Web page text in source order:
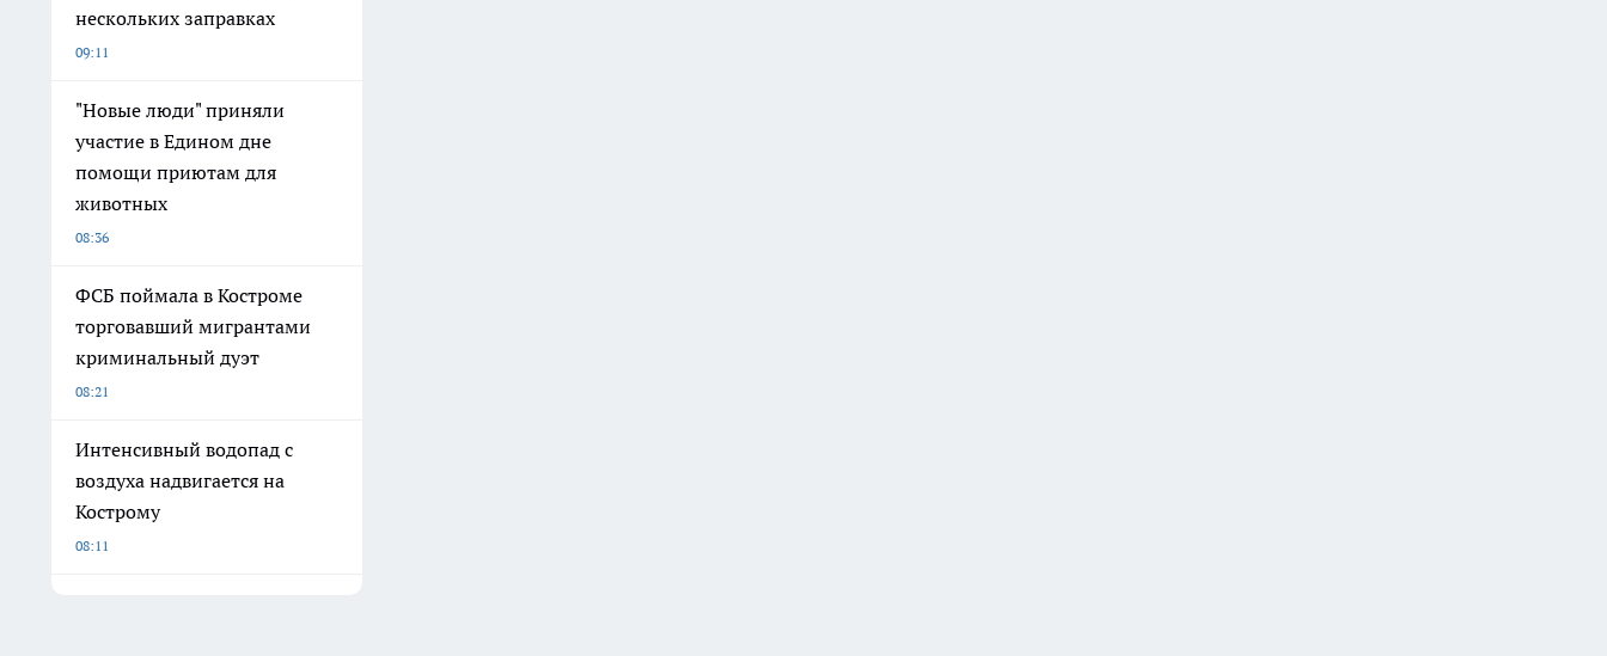
нескольких заправках
09:11
"Новые люди" приняли
участие в Едином дне
помощи приютам для
животных
08:36
ФСБ поймала в Костроме
торговавший мигрантами
криминальный дуэт
08:21
Интенсивный водопад с
воздуха надвигается на
Кострому
08:11